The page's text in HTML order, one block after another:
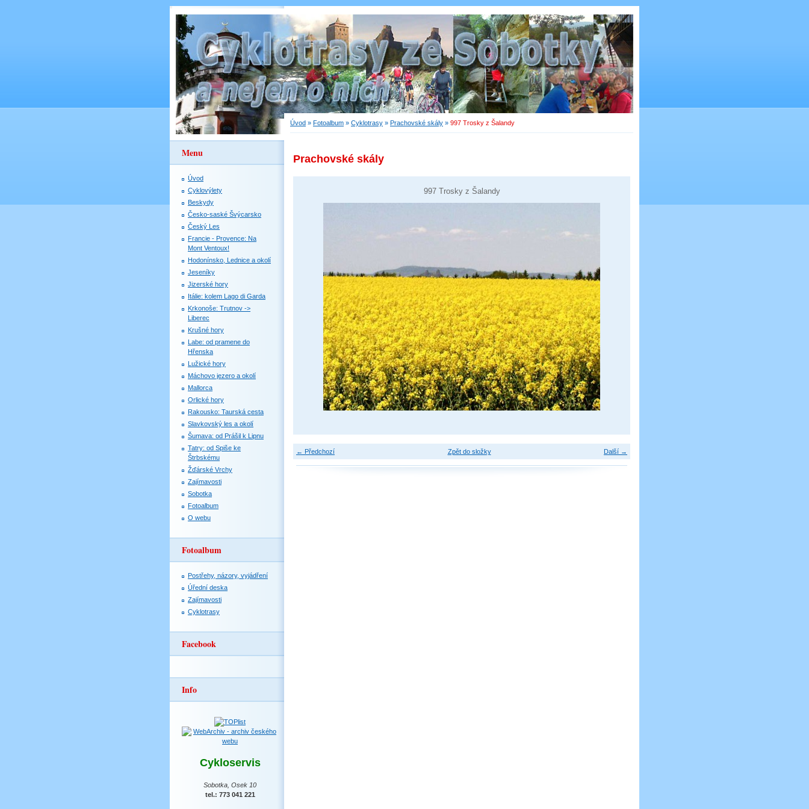
Úvod » Fotoalbum » Cyklotrasy » Prachovské skály » 997 Trosky z Šalandy
Prachovské skály
997 Trosky z Šalandy
← Předchozí Další →
Zpět do složky
Menu
Úvod
Cyklovýlety
Beskydy
Česko-saské Švýcarsko
Český Les
Francie - Provence: Na
Mont Ventoux!
Hodonínsko, Lednice a okolí
Jeseníky
Jizerské hory
Itálie: kolem Lago di Garda
Krkonoše: Trutnov ->
Liberec
Krušné hory
Labe: od pramene do
Hřenska
Lužické hory
Máchovo jezero a okolí
Mallorca
Orlické hory
Rakousko: Taurská cesta
Slavkovský les a okolí
Šumava: od Prášil k Lipnu
Tatry: od Spiše ke
Štrbskému
Žďárské Vrchy
Zajímavosti
Sobotka
Fotoalbum
O webu
Fotoalbum
Postřehy, názory, vyjádření
Úřední deska
Zajímavosti
Cyklotrasy
Facebook
Info
Cykloservis
Sobotka, Osek 10
tel.: 773 041 221